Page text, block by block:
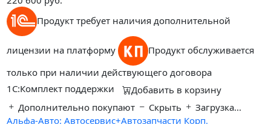
Продукт требует наличия дополнительной
лицензии на платформу
Продукт обслуживается
только при наличии действующего договора
1С:Комплект поддержки
Добавить в корзину
Дополнительно покупают
Скрыть
Загрузка...
Альфа-Авто: Автосервис+Автозапчасти Корп.